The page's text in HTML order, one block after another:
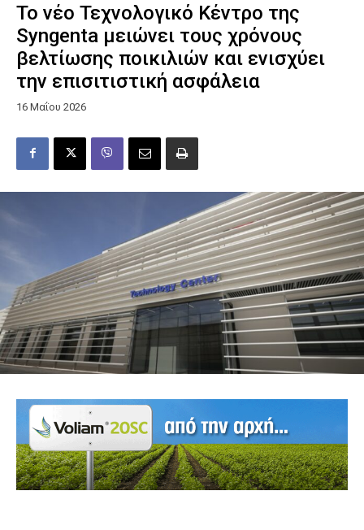
Το νέο Τεχνολογικό Κέντρο της
Syngenta μειώνει τους χρόνους
βελτίωσης ποικιλιών και ενισχύει
την επισιτιστική ασφάλεια
16 Μαΐου 2026